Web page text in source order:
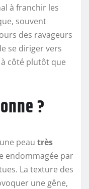
à franchir les
souvent
des ravageurs
se diriger vers
côté plutôt que
?
peau très
endommagée par
La texture des
une gêne,